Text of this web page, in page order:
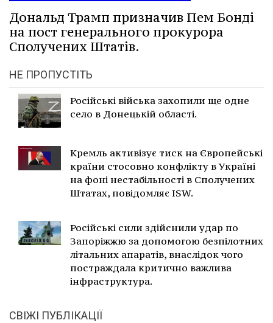
Дональд Трамп призначив Пем Бонді
на пост генерального прокурора
Сполучених Штатів.
НЕ ПРОПУСТІТЬ
Російські війська захопили ще одне
село в Донецькій області.
Кремль активізує тиск на Європейські
країни стосовно конфлікту в Україні
на фоні нестабільності в Сполучених
Штатах, повідомляє ISW.
Російські сили здійснили удар по
Запоріжжю за допомогою безпілотних
літальних апаратів, внаслідок чого
постраждала критично важлива
інфраструктура.
СВІЖІ ПУБЛІКАЦІЇ